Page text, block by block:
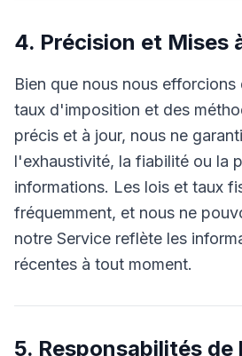
4. Précision et Mises
Bien que nous nous efforcions
taux d'imposition et des
précis et à jour, nous ne
l'exhaustivité, la fiabilité ou la
informations. Les lois et taux
fréquemment, et nous ne
notre Service reflète les
récentes à tout moment.
5. Responsabilités